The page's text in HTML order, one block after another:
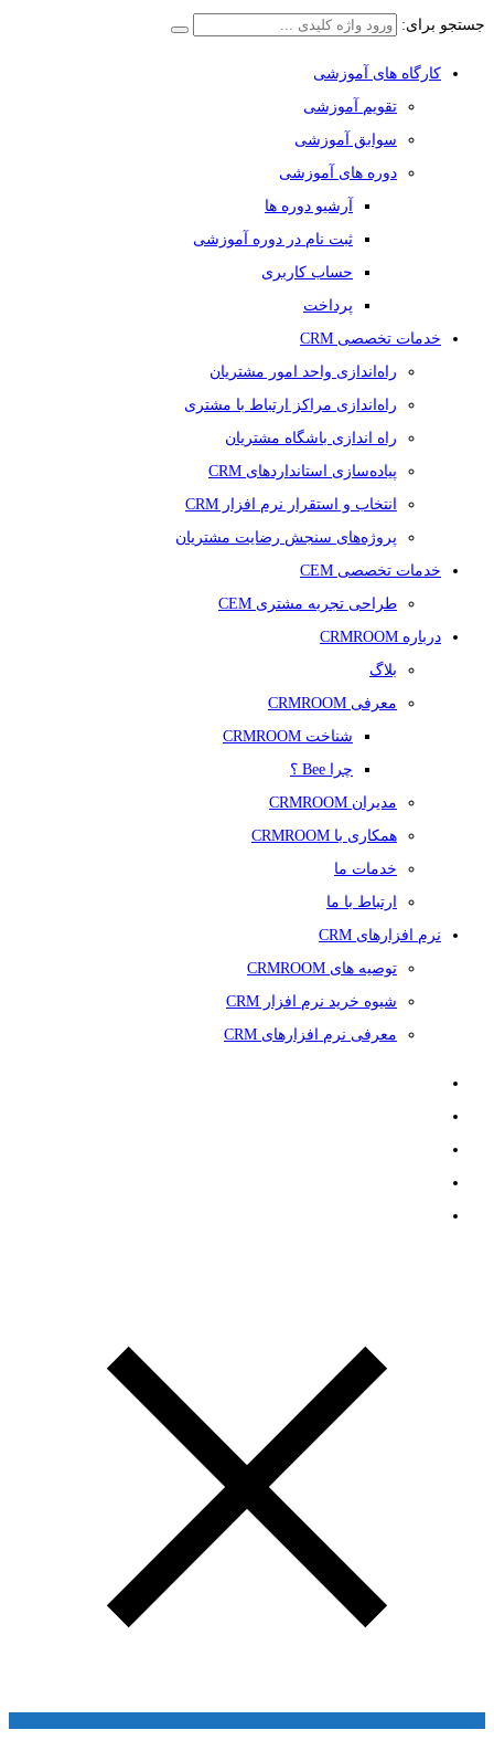
جستجو برای:
کارگاه های آموزشی
تقویم آموزشی
سوابق آموزشی
دوره های آموزشی
آرشیو دوره ها
ثبت نام در دوره آموزشی
حساب کاربری
پرداخت
خدمات تخصصی CRM
راه‌اندازی واحد امور مشتریان
راه‌اندازی مراکز ارتباط با مشتری
راه اندازی باشگاه مشتریان
پیاده‌سازی استانداردهای CRM
انتخاب و استقرار نرم افزار CRM
پروژه‌های سنجش رضایت مشتریان
خدمات تخصصی CEM
طراحی تجربه مشتری CEM
درباره CRMROOM
بلاگ
معرفی CRMROOM
شناخت CRMROOM
چرا Bee ؟
مدیران CRMROOM
همکاری با CRMROOM
خدمات ما
ارتباط با ما
نرم افزارهای CRM
توصیه های CRMROOM
شیوه خرید نرم افزار CRM
معرفی نرم افزارهای CRM